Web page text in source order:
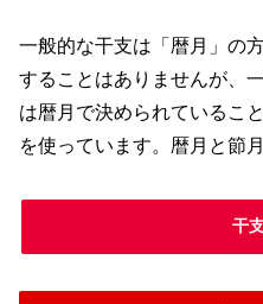
一般的な干支は「暦月」の
することはありませんが、
は暦月で決められているこ
を使っています。暦月と節
干